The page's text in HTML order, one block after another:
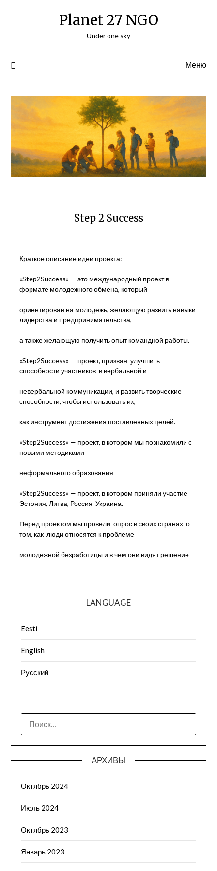
Planet 27 NGO
Under one sky
Меню
Step 2 Success
Краткое описание идеи проекта:
«Step2Success» — это международный проект в
формате молодежного обмена, который
ориентирован на молодежь, желающую развить навыки
лидерства и предпринимательства,
а также желающую получить опыт командной работы.
«Step2Success» — проект, призван улучшить
способности участников в вербальной и
невербальной коммуникации, и развить творческие
способности, чтобы использовать их,
как инструмент достижения поставленных целей.
«Step2Success» — проект, в котором мы познакомили с
новыми методиками
неформального образования
«Step2Success» — проект, в котором приняли участие
Эстония, Литва, Россия, Украина.
Перед проектом мы провели опрос в своих странах о
том, как люди относятся к проблеме
молодежной безработицы и в чем они видят решение
LANGUAGE
Eesti
English
Русский
АРХИВЫ
Октябрь 2024
Июль 2024
Октябрь 2023
Январь 2023